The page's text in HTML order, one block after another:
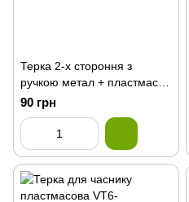
Терка 2-х стороння з
ручкою метал + пластмаса
VT6-18079(144шт)
90 грн